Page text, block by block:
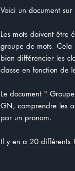
Voici un document
Les mots doivent être
groupe de mots.
bien différencier les
classe en fonction de
Le document "
GN, comprendre les
par un pronom.
Il y en a 20 différents !